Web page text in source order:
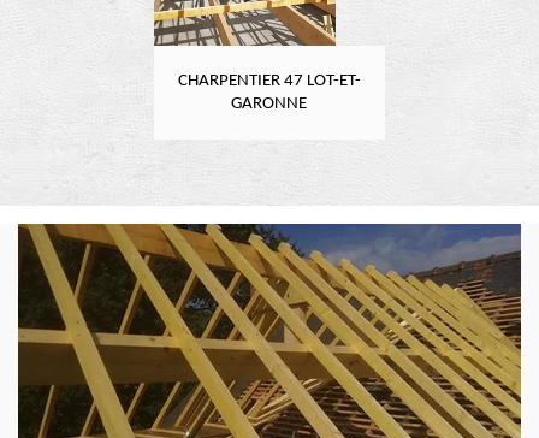
CHARPENTIER 47 LOT-ET-
GARONNE